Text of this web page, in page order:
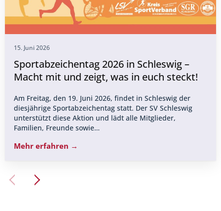
15. Juni 2026
Sportabzeichentag 2026 in Schleswig –
Macht mit und zeigt, was in euch steckt!
Am Freitag, den 19. Juni 2026, findet in Schleswig der
diesjährige Sportabzeichentag statt. Der SV Schleswig
unterstützt diese Aktion und lädt alle Mitglieder,
Familien, Freunde sowie…
Mehr erfahren →